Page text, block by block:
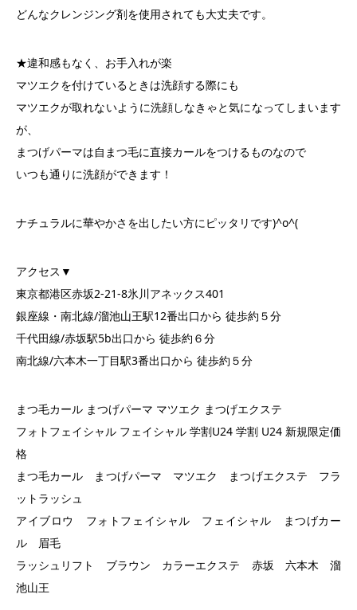
どんなクレンジング剤を使用されても大丈夫です。
★違和感もなく、お手入れが楽
マツエクを付けているときは洗顔する際にも
マツエクが取れないように洗顔しなきゃと気になってしまいます
が、
まつげパーマは自まつ毛に直接カールをつけるものなので
いつも通りに洗顔ができます！
ナチュラルに華やかさを出したい方にピッタリです)^o^(
アクセス▼
東京都港区赤坂2-21-8氷川アネックス401
銀座線・南北線/溜池山王駅12番出口から 徒歩約５分
千代田線/赤坂駅5b出口から 徒歩約６分
南北線/六本木一丁目駅3番出口から 徒歩約５分
まつ毛カール まつげパーマ マツエク まつげエクステ
フォトフェイシャル フェイシャル 学割U24 学割 U24 新規限定価
格
まつ毛カール まつげパーマ マツエク まつげエクステ フラ
ットラッシュ
アイブロウ フォトフェイシャル フェイシャル まつげカー
ル 眉毛
ラッシュリフト ブラウン カラーエクステ 赤坂 六本木 溜
池山王